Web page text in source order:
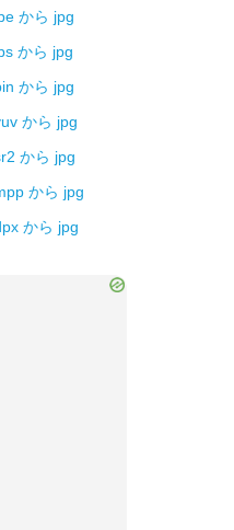
から jpg
から jpg
から jpg
から jpg
から jpg
から jpg
から jpg